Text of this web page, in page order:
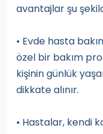
avantajlar şu
• Evde hasta
özel bir bakım
kişinin günlük
dikkate alınır.
• Hastalar, kendi